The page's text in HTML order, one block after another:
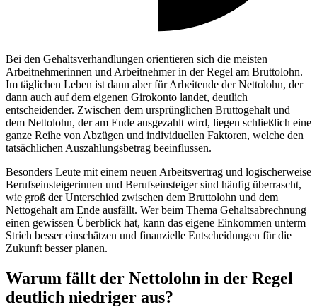
Bei den Gehaltsverhandlungen orientieren sich die meisten
Arbeitnehmerinnen und Arbeitnehmer in der Regel am Bruttolohn.
Im täglichen Leben ist dann aber für Arbeitende der Nettolohn, der
dann auch auf dem eigenen Girokonto landet, deutlich
entscheidender. Zwischen dem ursprünglichen Bruttogehalt und
dem Nettolohn, der am Ende ausgezahlt wird, liegen schließlich eine
ganze Reihe von Abzügen und individuellen Faktoren, welche den
tatsächlichen Auszahlungsbetrag beeinflussen.
Besonders Leute mit einem neuen Arbeitsvertrag und logischerweise
Berufseinsteigerinnen und Berufseinsteiger sind häufig überrascht,
wie groß der Unterschied zwischen dem Bruttolohn und dem
Nettogehalt am Ende ausfällt. Wer beim Thema Gehaltsabrechnung
einen gewissen Überblick hat, kann das eigene Einkommen unterm
Strich besser einschätzen und finanzielle Entscheidungen für die
Zukunft besser planen.
Warum fällt der Nettolohn in der Regel
deutlich niedriger aus?